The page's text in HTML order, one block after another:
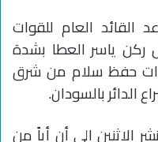
العام للقوات
ركن ياسر العطا بشدة
حفظ سلام من شرق
الدائر بالسودان.
الإثنين إلى أن أياً من